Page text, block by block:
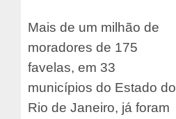
Mais de um milhão de
moradores de 175
favelas, em 33
municípios do Estado do
Rio de Janeiro, já foram